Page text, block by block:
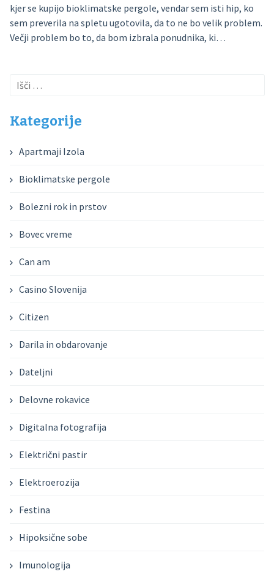
kjer se kupijo bioklimatske pergole, vendar sem isti hip, ko
sem preverila na spletu ugotovila, da to ne bo velik problem.
Večji problem bo to, da bom izbrala ponudnika, ki…
Išči:
Kategorije
Apartmaji Izola
Bioklimatske pergole
Bolezni rok in prstov
Bovec vreme
Can am
Casino Slovenija
Citizen
Darila in obdarovanje
Dateljni
Delovne rokavice
Digitalna fotografija
Električni pastir
Elektroerozija
Festina
Hipoksične sobe
Imunologija